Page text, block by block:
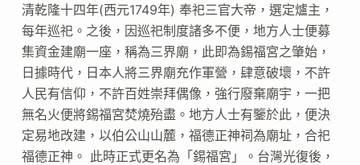
清乾隆十四年(西元1749年) 奉祀三官大帝，選定爐主，
每年巡祀。之後，因巡祀制度諸多不便，地方人士便募
集資金建廟一座，稱為三界廟，此即為錫福宮之肇始，
日據時代，日本人將三界廟充作軍營，肆意破壞，不許
人民有信仰，不許百姓崇拜偶像，強行廢棄廟宇，一把
無名火便將錫福宮焚燒殆盡。地方人士有鑒於此，便決
定易地改建，以伯公山山麓，福德正神祠為廟址，合祀
福德正神。 此時正式更名為「錫福宮」。台灣光復後，